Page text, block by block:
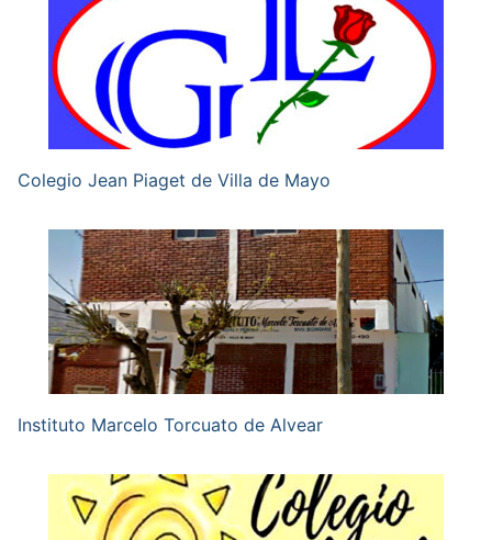
Colegio Jean Piaget de Villa de Mayo
Instituto Marcelo Torcuato de Alvear